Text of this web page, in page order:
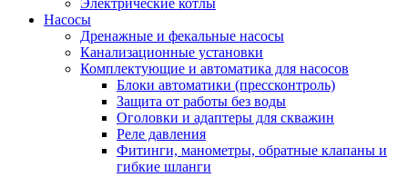
Электрические котлы
Насосы
Дренажные и фекальные насосы
Канализационные установки
Комплектующие и автоматика для насосов
Блоки автоматики (прессконтроль)
Защита от работы без воды
Оголовки и адаптеры для скважин
Реле давления
Фитинги, манометры, обратные клапаны и
гибкие шланги